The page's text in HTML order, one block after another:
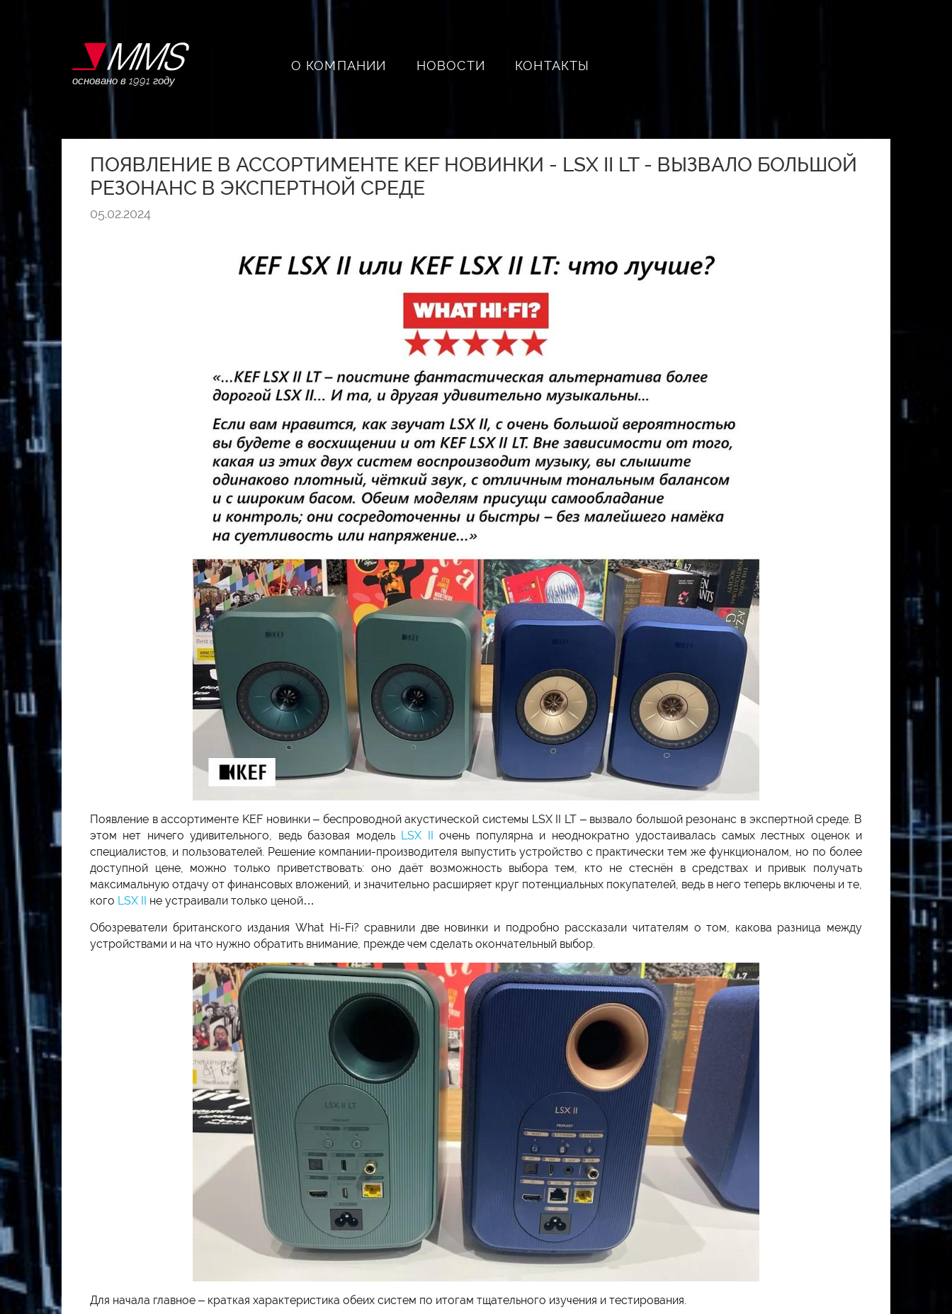
основано в 1991 году
О КОМПАНИИ НОВОСТИ КОНТАКТЫ
ПОЯВЛЕНИЕ В АССОРТИМЕНТЕ KEF НОВИНКИ - LSX II LT - ВЫЗВАЛО БОЛЬШОЙ
РЕЗОНАНС В ЭКСПЕРТНОЙ СРЕДЕ
05.02.2024
Появление в ассортименте KEF новинки – беспроводной акустической системы LSX II LT – вызвало большой резонанс в экспертной среде. В
этом нет ничего удивительного, ведь базовая модель LSX II очень популярна и неоднократно удостаивалась самых лестных оценок и
специалистов, и пользователей. Решение компании-производителя выпустить устройство с практически тем же функционалом, но по более
доступной цене, можно только приветствовать: оно даёт возможность выбора тем, кто не стеснён в средствах и привык получать
максимальную отдачу от финансовых вложений, и значительно расширяет круг потенциальных покупателей, ведь в него теперь включены и те,
кого LSX II не устраивали только ценой…
Обозреватели британского издания What Hi-Fi? сравнили две новинки и подробно рассказали читателям о том, какова разница между
устройствами и на что нужно обратить внимание, прежде чем сделать окончательный выбор.
Для начала главное – краткая характеристика обеих систем по итогам тщательного изучения и тестирования.